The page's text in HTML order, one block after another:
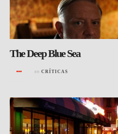
The Deep Blue Sea
en CRÍTICAS